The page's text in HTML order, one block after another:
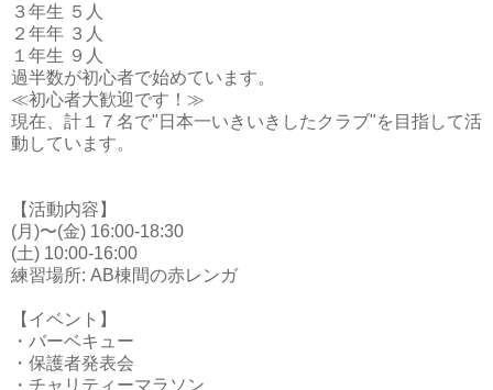
３年生 ５人
２年年 ３人
１年生 ９人
過半数が初心者で始めています。
≪初心者大歓迎です！≫
現在、計１７名で"日本一いきいきしたクラブ"を目指して活
動しています。
【活動内容】
(月)〜(金) 16:00-18:30
(土) 10:00-16:00
練習場所: AB棟間の赤レンガ
【イベント】
・バーベキュー
・保護者発表会
・チャリティーマラソン